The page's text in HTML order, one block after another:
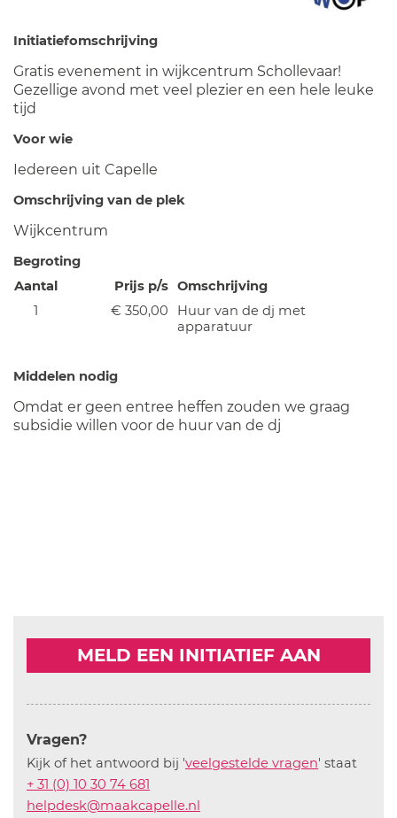
Initiatiefomschrijving
Gratis evenement in wijkcentrum Schollevaar!
Gezellige avond met veel plezier en een hele leuke
tijd
Voor wie
Iedereen uit Capelle
Omschrijving van de plek
Wijkcentrum
Begroting
Aantal
Prijs p/s Omschrijving
1
€ 350,00
Huur van de dj met
apparatuur
Middelen nodig
Omdat er geen entree heffen zouden we graag
subsidie willen voor de huur van de dj
MELD EEN INITIATIEF AAN
Vragen?
Kijk of het antwoord bij 'veelgestelde vragen' staat
+ 31 (0) 10 30 74 681
helpdesk@maakcapelle.nl